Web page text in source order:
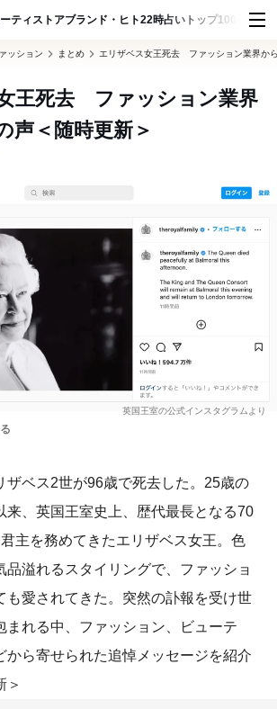
ティ ストアブランド・ヒト22時占い トップ100 スナッ
ッション まとめ エリザベス女王死去 ファッション業界か
王死去 ファッション業界
声＜随時更新＞
英国王室の公式インスタグラムより
ベス2世が96歳で死去した。25歳の
来、英国王室史上、歴代最長となる70
主を務めてきたエリザベス女王。色
品溢れるスタイリングで、ファッショ
も愛されてきた。突然の訃報を受け世
まれる中、ファッション、ビューテ
から寄せられた追悼メッセージを紹介
＞